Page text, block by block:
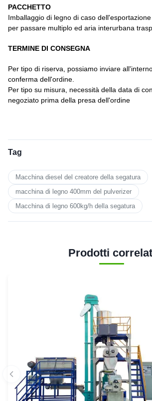
PACCHETTO
Imballaggio di legno di caso
per passare multiplo ed aria interurbana
TERMINE DI CONSEGNA
Per tipo di riserva, possiamo inviare
conferma dell'ordine.
Per tipo su misura, necessità della data di
negoziato prima della presa dell'ordine
Tag
Macchina diesel del creatore della segatura
macchina di legno 400mm del pulverizer
Macchina di legno 600kg/h della segatura
Prodotti